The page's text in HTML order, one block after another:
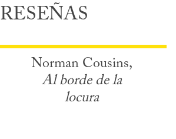
RESEÑAS
Norman Cousins,
Al borde de la
locura